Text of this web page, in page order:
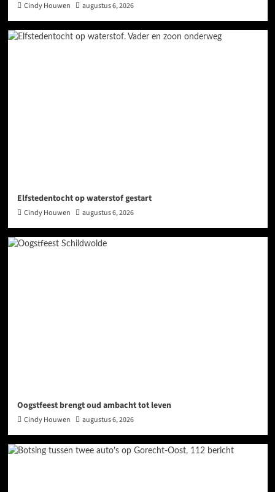
Cindy Houwen augustus 6, 2026
Elfstedentocht op waterstof gestart
Cindy Houwen augustus 6, 2026
Oogstfeest brengt oud ambacht tot leven
Cindy Houwen augustus 6, 2026